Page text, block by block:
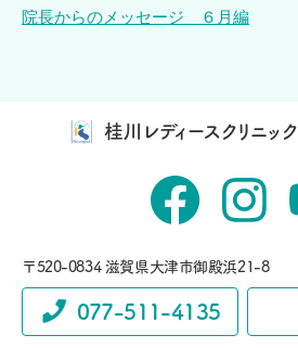
院長からのメッセージ ６月編
桂川レディースクリニック
〒520-0834 滋賀県大津市御殿浜21-8
077-511-4135